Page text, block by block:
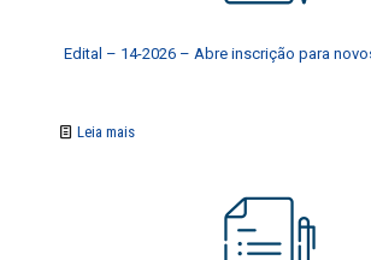
Edital – 14-2026 – Abre inscrição para
Leia mais